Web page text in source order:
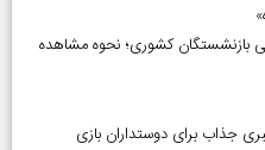
۷۵ میلیون تومانی بازنشستگان کشوری؛ نحوه مشاهده